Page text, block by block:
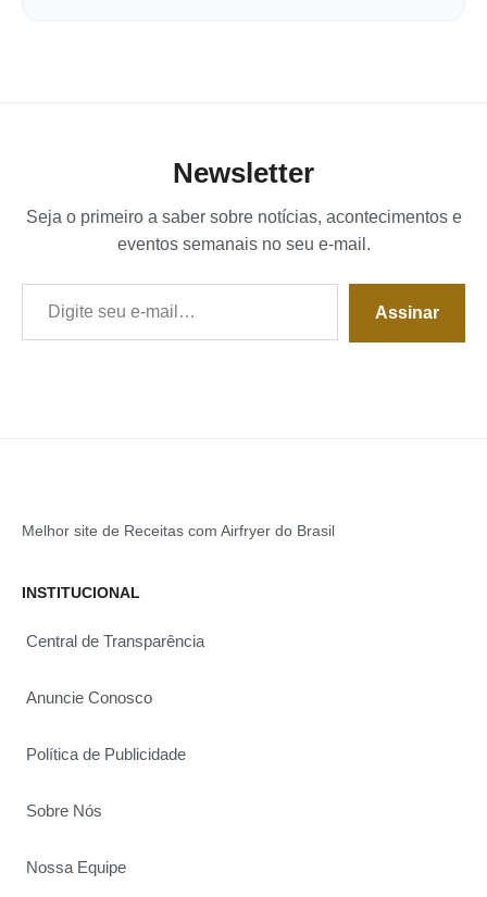
Newsletter
Seja o primeiro a saber sobre notícias, acontecimentos e
eventos semanais no seu e-mail.
Digite seu e-mail…
Assinar
Melhor site de Receitas com Airfryer do Brasil
INSTITUCIONAL
Central de Transparência
Anuncie Conosco
Política de Publicidade
Sobre Nós
Nossa Equipe